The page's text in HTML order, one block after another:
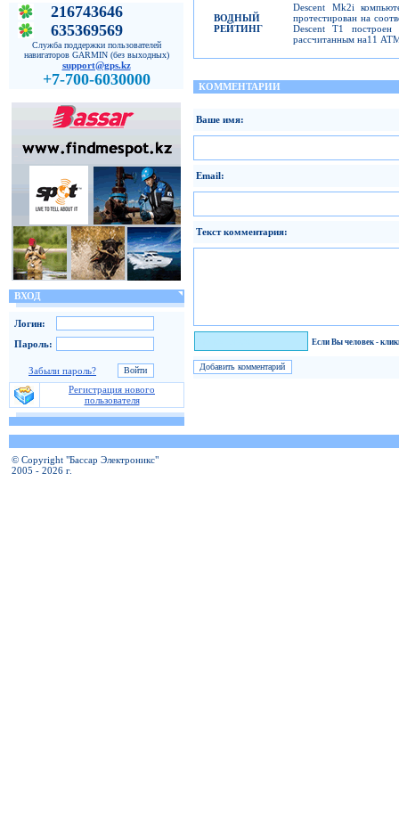
216743646
635369569
Служба поддержки пользователей
навигаторов GARMIN (без выходных)
support@gps.kz
+7-700-6030000
ВХОД
Логин:
Пароль:
Забыли пароль?
Регистрация нового
пользователя
ВОДНЫЙ
РЕЙТИНГ
Descent Mk2i
протестирован на
Descent T1
рассчитанным на11
КОММЕНТАРИИ
Ваше имя:
Email:
Текст комментария:
Если Вы человек -
© Copyright "Бассар Электроникс"
2005 - 2026 г.